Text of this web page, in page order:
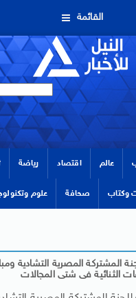
القائمة
عالم اقتصاد رياضة
وكتاب صحافة علوم
المشتركة المصرية التشادية
الثنائية فى شتى المجالات